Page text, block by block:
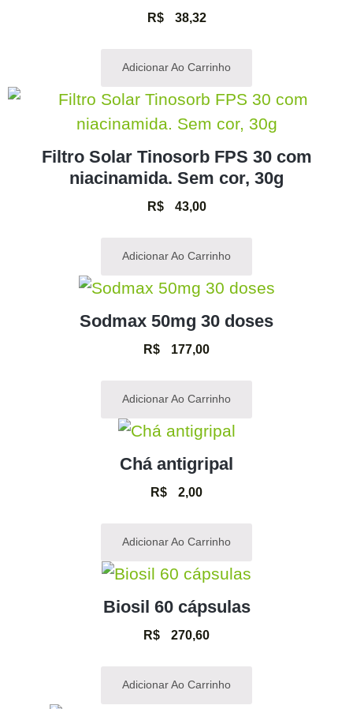
R$38,32
Adicionar Ao Carrinho
Filtro Solar Tinosorb FPS 30 com
niacinamida. Sem cor, 30g
R$43,00
Adicionar Ao Carrinho
Sodmax 50mg 30 doses
R$ 177,00
Adicionar Ao Carrinho
Chá antigripal
R$ 2,00
Adicionar Ao Carrinho
Biosil 60 cápsulas
R$ 270,60
Adicionar Ao Carrinho